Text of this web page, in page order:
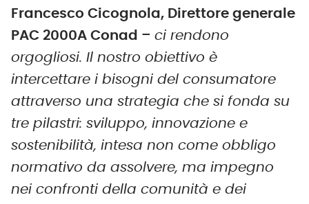
Francesco Cicognola, Direttore generale
PAC 2000A Conad – ci rendono
orgogliosi. Il nostro obiettivo è
intercettare i bisogni del consumatore
attraverso una strategia che si fonda su
tre pilastri: sviluppo, innovazione e
sostenibilità, intesa non come obbligo
normativo da assolvere, ma impegno
nei confronti della comunità e dei